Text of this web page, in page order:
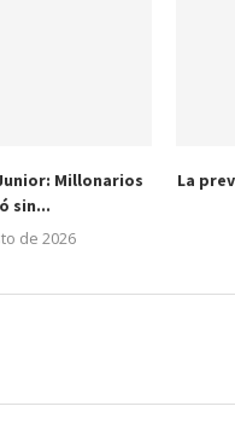
Millonarios
sin...
de 2026
La